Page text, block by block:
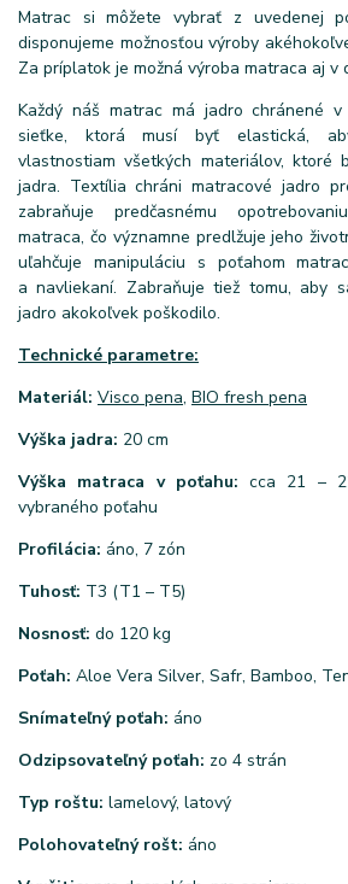
Matrac si môžete vybrať z uvedenej
disponujeme možnosťou výroby
Za príplatok je možná výroba matraca aj v
Každý náš matrac má jadro chránené
sieťke, ktorá musí byť elastická,
vlastnostiam všetkých materiálov, ktoré
jadra. Textília chráni matracové jadro
zabraňuje predčasnému
matraca, čo významne predlžuje jeho
uľahčuje manipuláciu s poťahom
a navliekaní. Zabraňuje tiež tomu, aby
jadro akokoľvek poškodilo.
Technické parametre:
Materiál: Visco pena, BIO fresh pena
Výška jadra: 20 cm
Výška matraca v poťahu: cca 21 –
vybraného poťahu
Profilácia: áno, 7 zón
Tuhosť: T3 (T1 – T5)
Nosnosť: do 120 kg
Poťah: Aloe Vera Silver, Safr, Bamboo,
Snímateľný poťah: áno
Odzipsovateľný poťah: zo 4 strán
Typ roštu: lamelový, latový
Polohovateľný rošt: áno